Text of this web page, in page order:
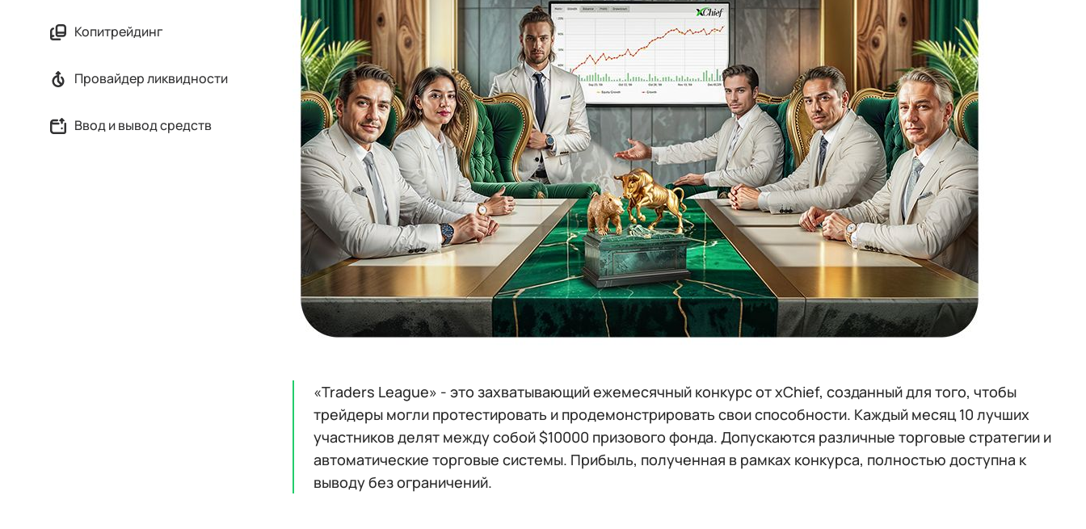
Копитрейдинг
Провайдер ликвидности
Ввод и вывод средств
«Traders League» - это захватывающий ежемесячный конкурс от xChief, созданный для того, чтобы
трейдеры могли протестировать и продемонстрировать свои способности. Каждый месяц 10 лучших
участников делят между собой $10000 призового фонда. Допускаются различные торговые стратегии и
автоматические торговые системы. Прибыль, полученная в рамках конкурса, полностью доступна к
выводу без ограничений.